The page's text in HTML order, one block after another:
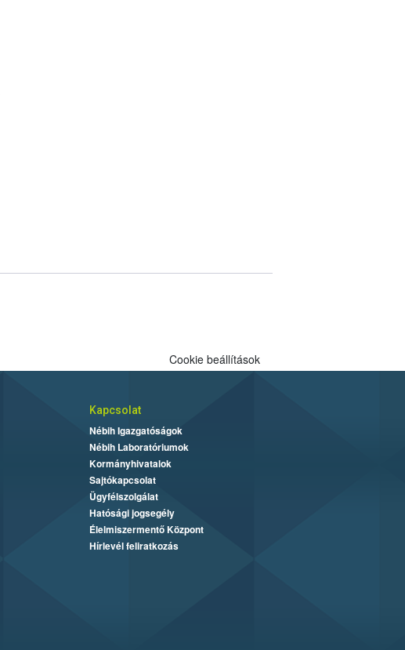
Cookie beállítások
Kapcsolat
Nébih Igazgatóságok
Nébih Laboratóriumok
Kormányhivatalok
Sajtókapcsolat
Ügyfélszolgálat
Hatósági jogsegély
Élelmiszermentő Központ
Hírlevél feliratkozás